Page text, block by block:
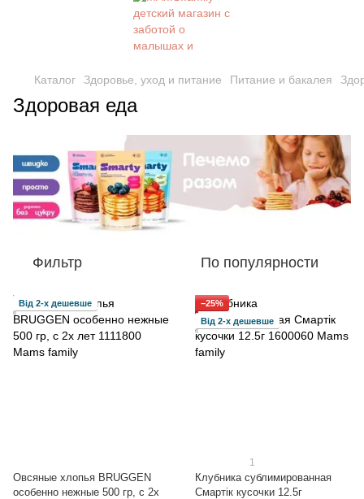
Каталог Здоровье, уход и питание Питание и бакалея
Здоровая еда
Фильтр По популярности
Від 2-х дешевше
Овсяные хлопья BRUGGEN
особенно нежные 500 гр, с 2х
−25%
Від 2-х дешевше
1
Клубника сублимированная
Смартік кусочки 12.5г